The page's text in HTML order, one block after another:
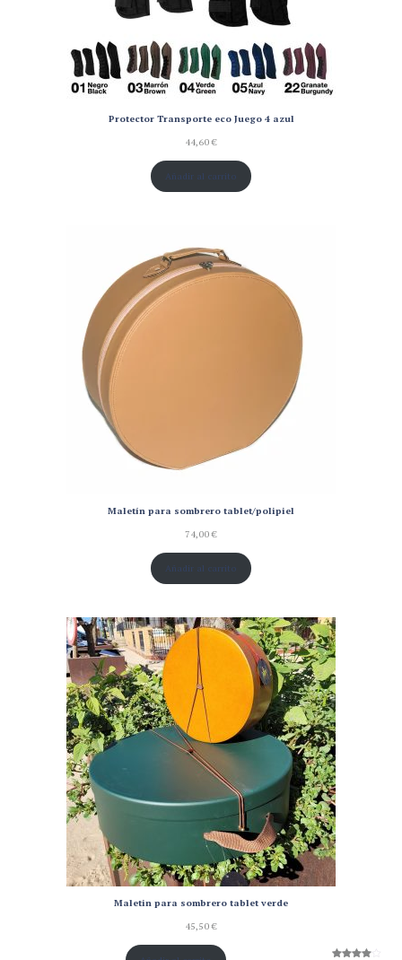
Protector Transporte eco Juego 4 azul
44,60€
Añadir al carrito
Maletín para sombrero tablet/polipiel
74,00€
Añadir al carrito
Maletin para sombrero tablet verde
45,50€